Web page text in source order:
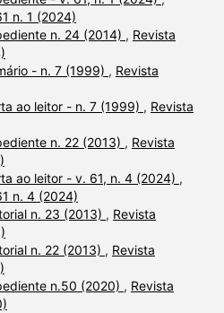
n. 1 (2024)
n. 24 (2014) , Revista
- n. 7 (1999) , Revista
ao leitor - n. 7 (1999) , Revista
n. 22 (2013) , Revista
ao leitor - v. 61, n. 4 (2024) ,
n. 4 (2024)
n. 23 (2013) , Revista
n. 22 (2013) , Revista
n.50 (2020) , Revista